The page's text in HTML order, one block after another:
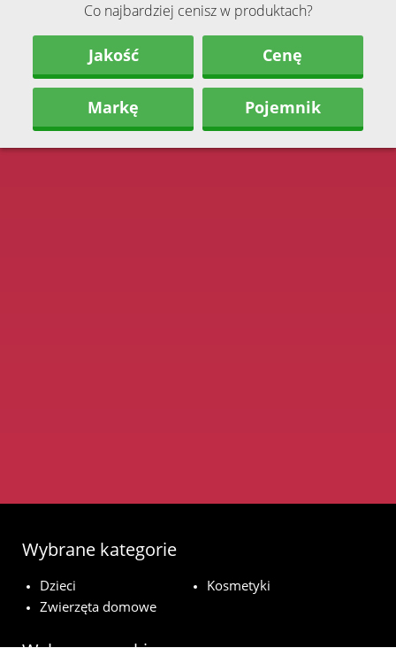
Co najbardziej cenisz w produktach?
Jakość Cenę
Markę Pojemnik
Wybrane kategorie
Dzieci
Kosmetyki
Zwierzęta domowe